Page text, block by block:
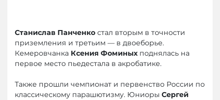
Станислав Панченко стал вторым в точности
приземления и третьим — в двоеборье.
Кемеровчанка Ксения Фоминыхподнялась на
первое место пьедестала в акробатике.
Также прошли чемпионат и первенство России по
классическому парашютизму. Юниоры Сергей